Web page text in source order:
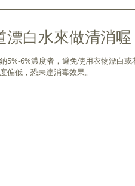
白水來做清消喔
5%-6%濃度者，避免使用衣物漂白或
偏低，恐未達消毒效果。